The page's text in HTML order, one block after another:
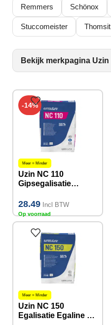
Remmers Schönox
Stuccomeister Thomsit
Bekijk merkpagina Uzin
-14%
Meer = Minder
Uzin NC 110
Gipsegalisatie
KG 1-30mm
28.49 Incl BTW
Op voorraad
Meer = Minder
Uzin NC 150
Egalisatie Egaline 20